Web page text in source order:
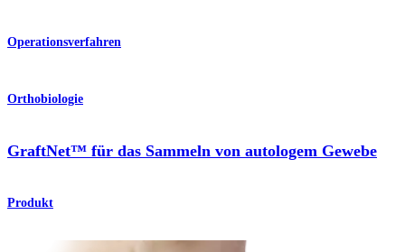
Operationsverfahren
Orthobiologie
GraftNet™ für das Sammeln von autologem Gewebe
Produkt